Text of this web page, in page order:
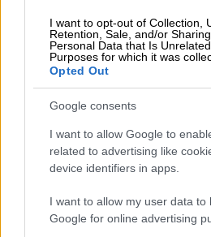
I want to opt-out of Collection,
Retention, Sale, and/or
Personal Data that Is
Purposes for which it was
Opted Out
Google consents
I want to allow Google to
related to advertising like
device identifiers in apps.
I want to allow my user data to
Google for online advertising
79' πέτυχε αυτογκόλ
3. Και πάλι όμως οι
την τελευταία λέξη
σκόραρε στο 89' έγραψε
ολοζώντανες τις
ομάδας.
Το πρόγραμμα της
Νιούκαστλ επί της